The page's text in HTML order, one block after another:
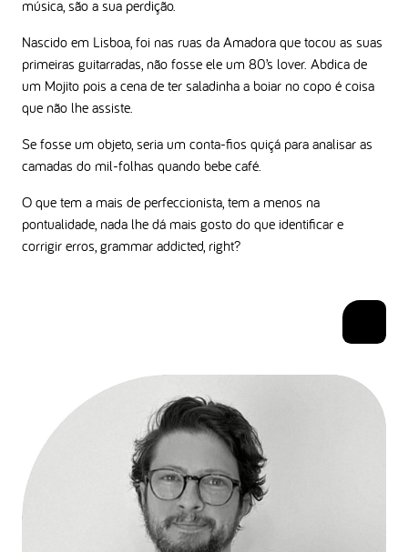
música, são a sua perdição.
Nascido em Lisboa, foi nas ruas da Amadora que tocou as suas
primeiras guitarradas, não fosse ele um 80’s lover. Abdica de
um Mojito pois a cena de ter saladinha a boiar no copo é coisa
que não lhe assiste.
Se fosse um objeto, seria um conta-fios quiçá para analisar as
camadas do mil-folhas quando bebe café.
O que tem a mais de perfeccionista, tem a menos na
pontualidade, nada lhe dá mais gosto do que identificar e
corrigir erros, grammar addicted, right?